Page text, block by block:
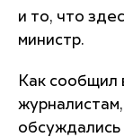
и то, что
министр.
Как сообщил